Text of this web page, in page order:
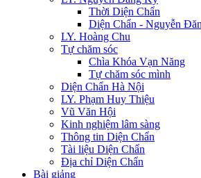
Thời Diện Chẩn
Diện Chẩn - Nguyễn
LY. Hoàng Chu
Tự chăm sóc
Chìa Khóa Vạn Năng
Tự chăm sóc mình
Diện Chẩn Hà Nội
LY. Phạm Huy Thiệu
Vũ Văn Hội
Kinh nghiệm lâm sàng
Thông tin Diện Chẩn
Tài liệu Diện Chẩn
Địa chỉ Diện Chẩn
Bài giảng